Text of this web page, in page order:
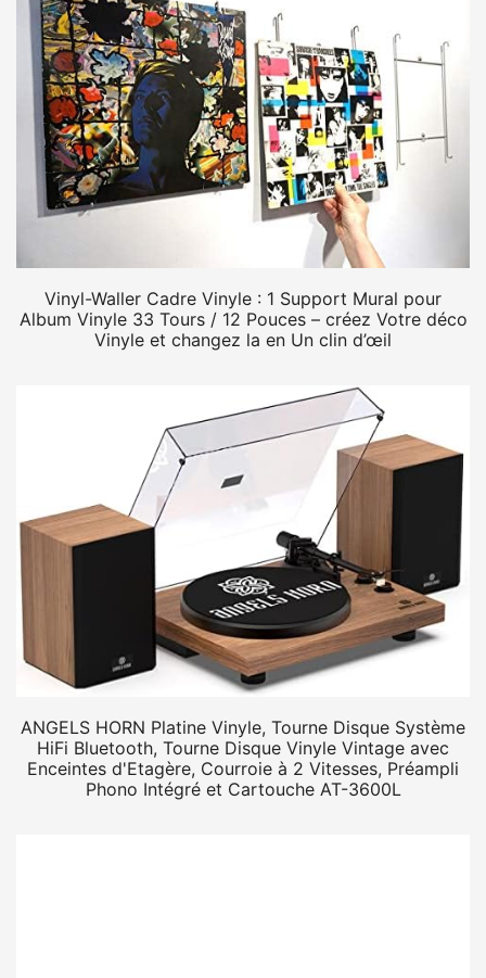
Vinyl-Waller Cadre Vinyle : 1 Support Mural pour
Album Vinyle 33 Tours / 12 Pouces – créez Votre déco
Vinyle et changez la en Un clin d’œil
ANGELS HORN Platine Vinyle, Tourne Disque Système
HiFi Bluetooth, Tourne Disque Vinyle Vintage avec
Enceintes d'Etagère, Courroie à 2 Vitesses, Préampli
Phono Intégré et Cartouche AT-3600L